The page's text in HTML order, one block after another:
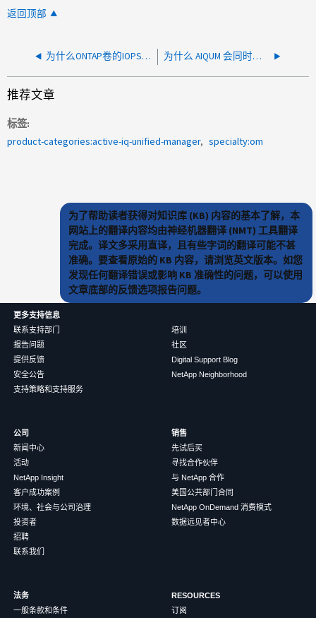
返回顶部
为什么ONTAP卷的IOPS或吞吐量会增加？ 为什么 AIQUM 会同时针对相同卷的 Ransomware Activity Detected 事件触发多个具有 NEW 和 OBSOLETE 状态的邮件警报？
推荐文章
标签
product-categories:active-iq-unified-manager
specialty:om
为了帮助读者获得对知识库 (KB) 内容的基本了解，本
网站上的翻译内容均由神经机器翻译 (NMT) 工具翻译
完成。译文多采用直译，且有些字词的翻译可能不甚
准确。要查看原始的 KB 内容，请浏览英文版本。如您
发现任何翻译错误或影响 KB 准确性的问题，可以使用
文章底部的反馈选项报告问题。
更多支持信息
联系支持部门
报告问题
提供反馈
安全公告
支持策略和支持服务
培训
社区
Digital Support Blog
NetApp Neighborhood
公司
新闻中心
活动
NetApp Insight
客户成功案例
环境、社会与公司治理
投资者
招聘
联系我们
销售
先试后买
寻找合作伙伴
与 NetApp 合作
美国公共部门合同
NetApp OnDemand 消费模式
数据远见者中心
法务
一般条款和条件
RESOURCES
订阅